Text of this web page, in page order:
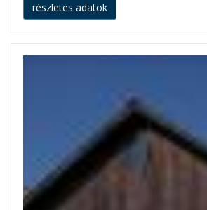
részletes adatok